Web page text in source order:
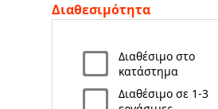
Διαθεσιμότητα
Διαθέσιμο στο
κατάστημα
Διαθέσιμο σε 1-3